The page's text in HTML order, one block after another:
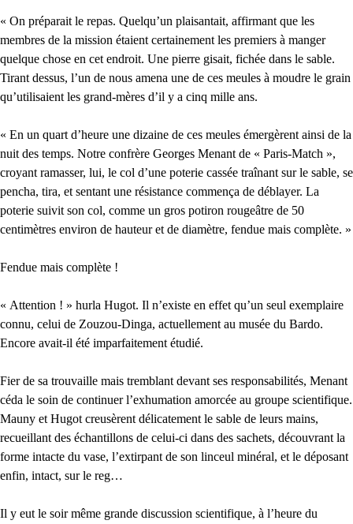
« On préparait le repas. Quelqu’un plaisantait, affirmant que les
membres de la mission étaient certainement les premiers à manger
quelque chose en cet endroit. Une pierre gisait, fichée dans le sable.
Tirant dessus, l’un de nous amena une de ces meules à moudre le grain
qu’utilisaient les grand-mères d’il y a cinq mille ans.
« En un quart d’heure une dizaine de ces meules émergèrent ainsi de la
nuit des temps. Notre confrère Georges Menant de « Paris-Match »,
croyant ramasser, lui, le col d’une poterie cassée traînant sur le sable, se
pencha, tira, et sentant une résistance commença de déblayer. La
poterie suivit son col, comme un gros potiron rougeâtre de 50
centimètres environ de hauteur et de diamètre, fendue mais complète. »
Fendue mais complète !
« Attention ! » hurla Hugot. Il n’existe en effet qu’un seul exemplaire
connu, celui de Zouzou-Dinga, actuellement au musée du Bardo.
Encore avait-il été imparfaitement étudié.
Fier de sa trouvaille mais tremblant devant ses responsabilités, Menant
céda le soin de continuer l’exhumation amorcée au groupe scientifique.
Mauny et Hugot creusèrent délicatement le sable de leurs mains,
recueillant des échantillons de celui-ci dans des sachets, découvrant la
forme intacte du vase, l’extirpant de son linceul minéral, et le déposant
enfin, intact, sur le reg…
Il y eut le soir même grande discussion scientifique, à l’heure du